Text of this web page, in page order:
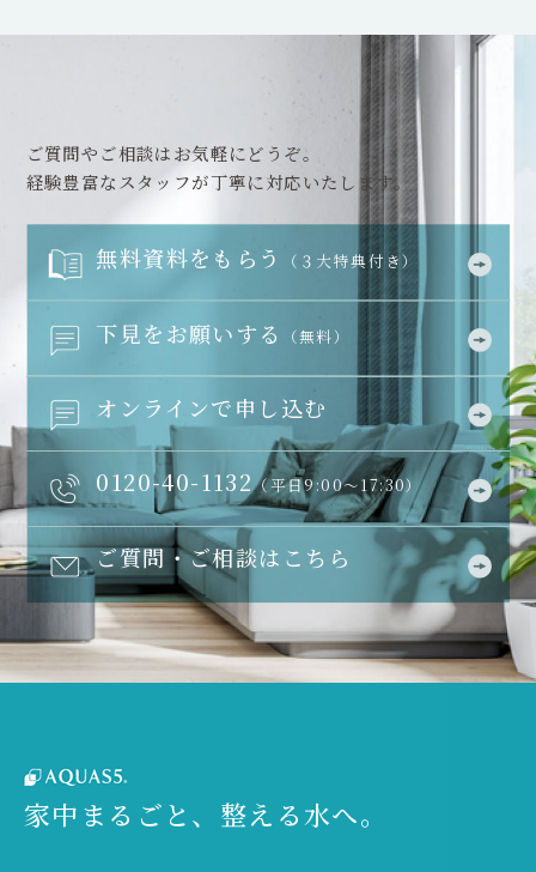
ご質問やご相談はお気軽にどうぞ。
経験豊富なスタッフが丁寧に対応いたします。
無料資料をもらう （３大特典付き）
下見をお願いする （無料）
オンラインで申し込む
0120-40-1132（平日9:00～17:30）
ご質問・ご相談はこちら
家中まるごと、整える水へ。